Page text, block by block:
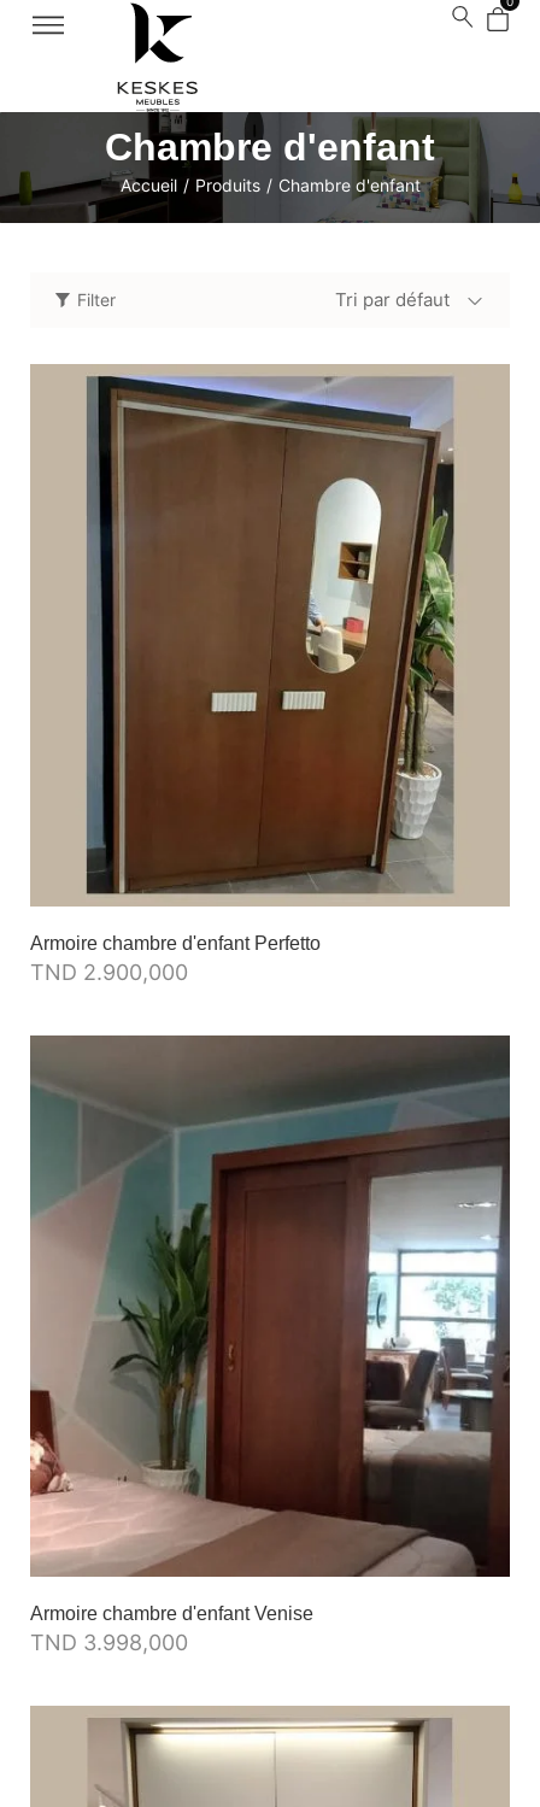
Chambre d'enfant
Accueil / Produits / Chambre d'enfant
Filter Tri par défaut
Armoire chambre d'enfant Perfetto
TND 2.900,000
Armoire chambre d'enfant Venise
TND 3.998,000